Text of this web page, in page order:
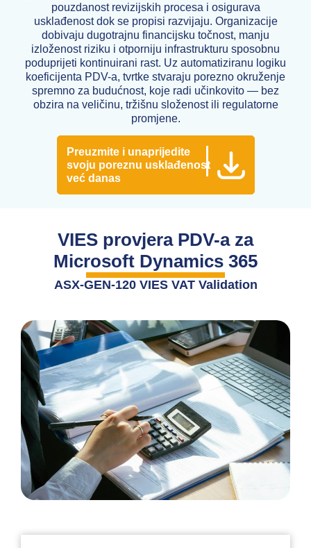
pouzdanost revizijskih procesa i osigurava
usklađenost dok se propisi razvijaju. Organizacije
dobivaju dugotrajnu financijsku točnost, manju
izloženost riziku i otporniju infrastrukturu sposobnu
poduprijeti kontinuirani rast. Uz automatiziranu logiku
koeficijenta PDV-a, tvrtke stvaraju porezno okruženje
spremno za budućnost, koje radi učinkovito — bez
obzira na veličinu, tržišnu složenost ili regulatorne
promjene.
Preuzmite i unaprijedite
svoju poreznu usklađenost
već danas
VIES provjera PDV-a za
Microsoft Dynamics 365
ASX-GEN-120 VIES VAT Validation